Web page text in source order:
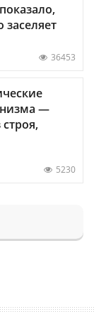
заселяет
36453
—
5230